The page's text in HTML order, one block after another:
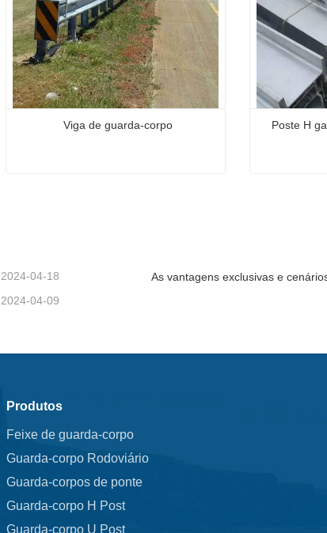
Viga de guarda-corpo
Poste H
2024-04-18
2024-04-09
Produtos
Feixe de guarda-corpo
Guarda-corpo Rodoviário
Guarda-corpos de ponte
Guarda-corpo H Post
Guarda-corpo U Post